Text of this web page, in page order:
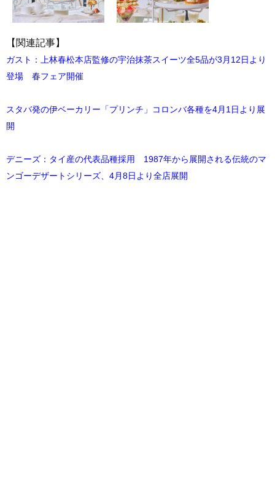
【関連記事】
ガスト：上林春松本店監修の宇治抹茶スイーツ全5品が3月12日より
登場 春フェア開催
スタバ発の伊ベーカリー「プリンチ」コロンバ各種を4月1日より展
開
デニーズ：タイ産の代表品種採用 1987年から展開される伝統のマ
ンゴーデザートシリーズ、4月8日より全店展開